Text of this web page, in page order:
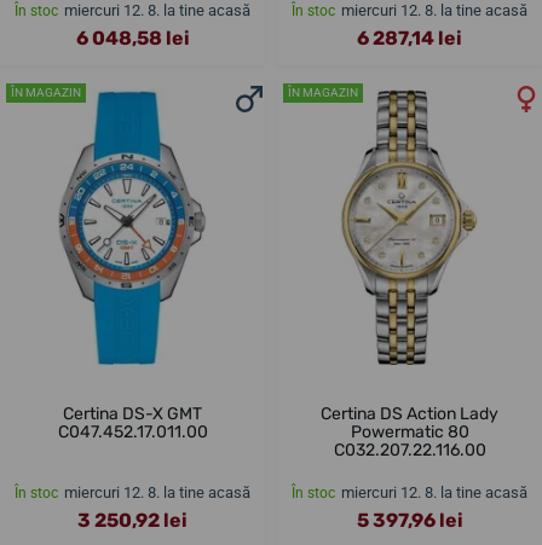
În stoc miercuri 12. 8. la tine acasă
6 048,58 lei
În stoc miercuri 12. 8. la tine acasă
6 287,14 lei
ÎN MAGAZIN
Certina DS-X GMT
C047.452.17.011.00
În stoc miercuri 12. 8. la tine acasă
3 250,92 lei
ÎN MAGAZIN
Certina DS Action Lady
Powermatic 80
C032.207.22.116.00
În stoc miercuri 12. 8. la tine acasă
5 397,96 lei